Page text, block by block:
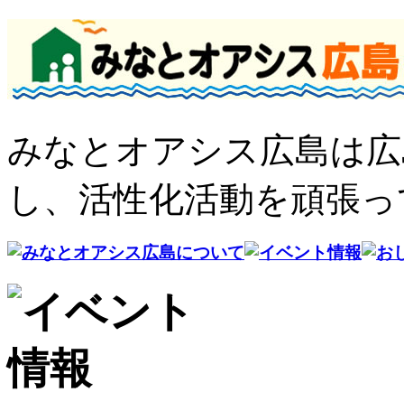
みなとオアシス広島は
し、活性化活動を頑張